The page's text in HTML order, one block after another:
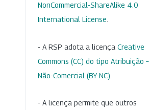
NonCommercial-ShareAlike 4.0
International License
- A RSP adota a licença Creative
Commons (CC) do tipo Atribuição –
Não-Comercial (BY-NC)
- A licença permite que outros